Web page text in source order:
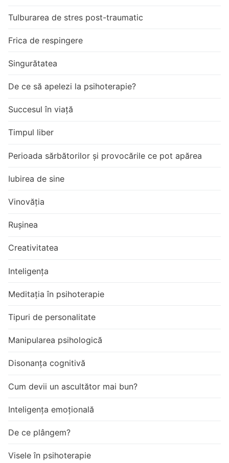
Tulburarea de stres post-traumatic
Frica de respingere
Singurătatea
De ce să apelezi la psihoterapie?
Succesul în viață
Timpul liber
Perioada sărbătorilor și provocările ce pot apărea
Iubirea de sine
Vinovăția
Rușinea
Creativitatea
Inteligența
Meditația în psihoterapie
Tipuri de personalitate
Manipularea psihologică
Disonanța cognitivă
Cum devii un ascultător mai bun?
Inteligența emoțională
De ce plângem?
Visele în psihoterapie